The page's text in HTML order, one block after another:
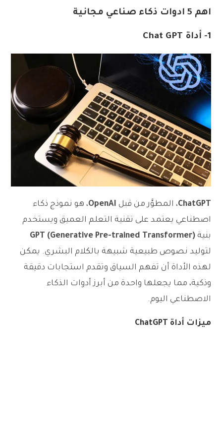
اهم 5 ادوات ذكاء صناعي مجانية
1- أداة Chat GPT
ChatGPT، المطوَّر من قبل OpenAI، هو نموذج ذكاء
اصطناعي يعتمد على تقنية التعلم العميق ويستخدم
بنيةGPT (Generative Pre-trained Transformer)
لتوليد نصوص طبيعية شبيهة بالكلام البشري. يمكن
لهذه الأداة أن تفهم السياق وتقدم استجابات دقيقة
وذكية، مما يجعلها واحدة من أبرز أدوات الذكاء
الاصطناعي اليوم.
ميزات أداة ChatGPT